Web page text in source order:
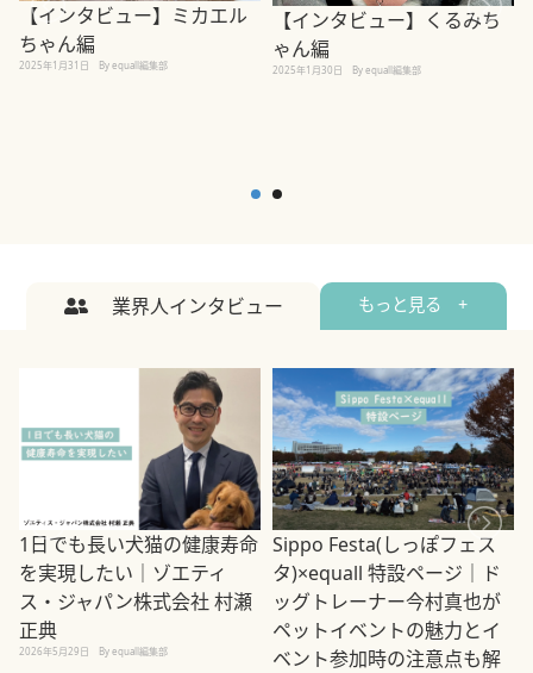
【インタビュー】ミカエル
ちゃん編
2025年1月31日 By equall編集部
【インタビュー】くるみち
ゃん編
2025年1月30日 By equall編集部
業界人インタビュー もっと見る +
1日でも長い犬猫の健康寿命
を実現したい｜ゾエティ
ス・ジャパン株式会社 村瀬
正典
2026年5月29日 By equall編集部
Sippo Festa(しっぽフェス
タ)×equall 特設ページ｜ド
ッグトレーナー今村真也が
ペットイベントの魅力とイ
ベント参加時の注意点も解